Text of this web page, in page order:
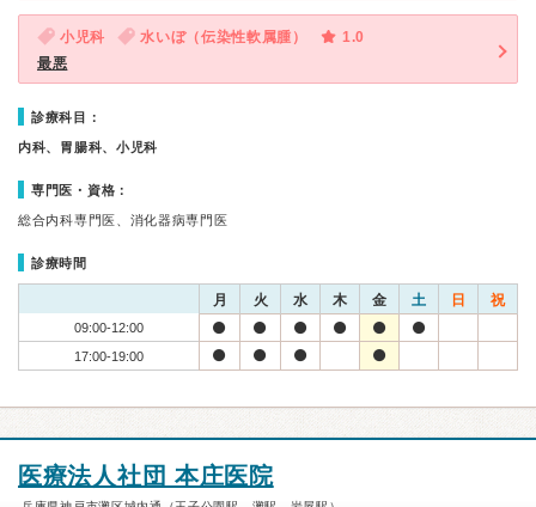
小児科 水いぼ（伝染性軟属腫）
1.0
最悪
診療科目：
内科、胃腸科、小児科
専門医・資格：
総合内科専門医、消化器病専門医
診療時間
月 火 水 木 金 土 日 祝
09:00-12:00
17:00-19:00
医療法人社団 本庄医院